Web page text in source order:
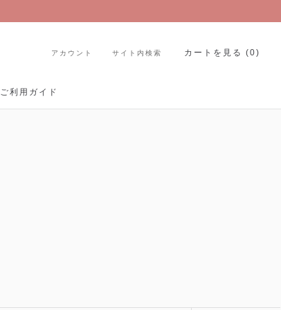
ご利用ガイド
アカウント サイト内検索 カートを見る (0)